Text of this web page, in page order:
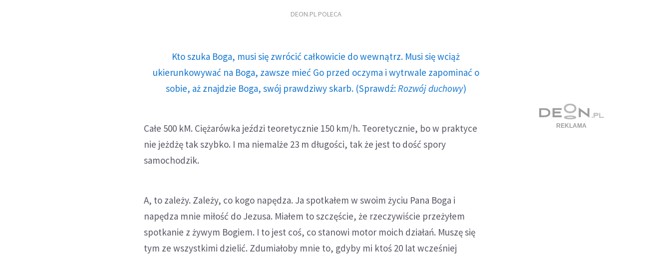
DEON.PL POLECA
Kto szuka Boga, musi się zwrócić całkowicie do wewnątrz. Musi się wciąż
ukierunkowywać na Boga, zawsze mieć Go przed oczyma i wytrwale zapominać o
sobie, aż znajdzie Boga, swój prawdziwy skarb. (Sprawdź:Rozwój duchowy)
Całe 500 kM. Ciężarówka jeździ teoretycznie 150 km/h. Teoretycznie, bo w praktyce
nie jeżdżę tak szybko. I ma niemalże 23 m długości, tak że jest to dość spory
samochodzik.
A, to zależy. Zależy, co kogo napędza. Ja spotkałem w swoim życiu Pana Boga i
napędza mnie miłość do Jezusa. Miałem to szczęście, że rzeczywiście przeżyłem
spotkanie z żywym Bogiem. I to jest coś, co stanowi motor moich działań. Muszę się
tym ze wszystkimi dzielić. Zdumiałoby mnie to, gdyby mi ktoś 20 lat wcześniej